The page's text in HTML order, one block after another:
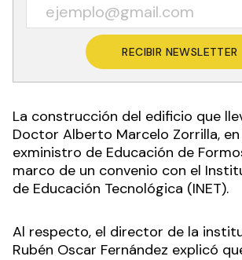
RECIBIR NEWSLETTER
La construcción del edificio que
Doctor Alberto Marcelo Zorrilla,
exministro de Educación de
marco de un convenio con el
de Educación Tecnológica (INET).
Al respecto, el director de la
Rubén Oscar Fernández explicó